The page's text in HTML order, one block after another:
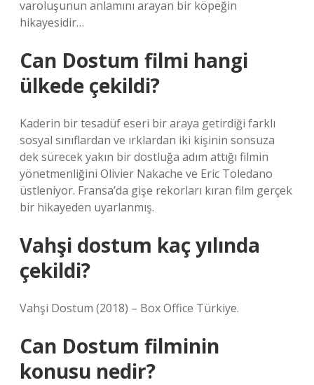
varoluşunun anlamını arayan bir köpeğin
hikayesidir…
Can Dostum filmi hangi
ülkede çekildi?
Kaderin bir tesadüf eseri bir araya getirdiği farklı
sosyal sınıflardan ve ırklardan iki kişinin sonsuza
dek sürecek yakın bir dostluğa adım attığı filmin
yönetmenliğini Olivier Nakache ve Eric Toledano
üstleniyor. Fransa’da gişe rekorları kıran film gerçek
bir hikayeden uyarlanmış.
Vahşi dostum kaç yılında
çekildi?
Vahşi Dostum (2018) – Box Office Türkiye.
Can Dostum filminin
konusu nedir?